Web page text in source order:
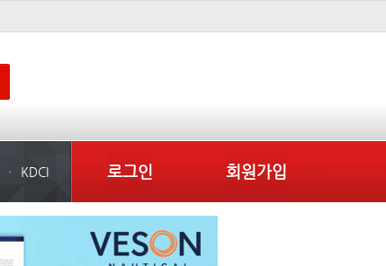
KDCI 로그인 회원가입